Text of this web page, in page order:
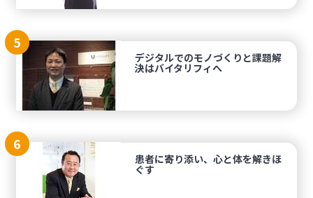
5
デジタルでのモノづくりと課題解
決はバイタリフィへ
6
患者に寄り添い、心と体を解きほ
ぐす